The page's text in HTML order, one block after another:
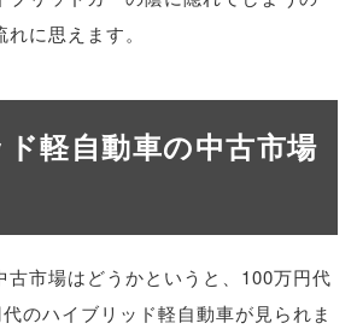
に思えます。
軽自動車の中古市場
古市場はどうかというと、100万円代
のハイブリッド軽自動車が見られま